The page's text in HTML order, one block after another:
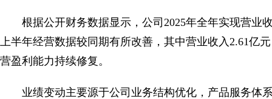
根据公开财务数据显示，公司2025年全年实现营业
上半年经营数据较同期有所改善，其中营业收入2.61亿
营盈利能力持续修复。
业绩变动主要源于公司业务结构优化，产品服务体